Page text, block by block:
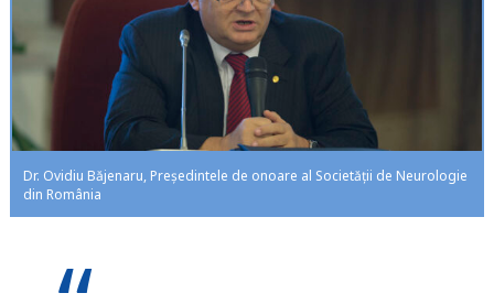
Dr. Ovidiu Băjenaru, Președintele de onoare al Societății de Neurologie
din România